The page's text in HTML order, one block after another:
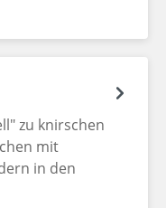
zu knirschen
mit
in den